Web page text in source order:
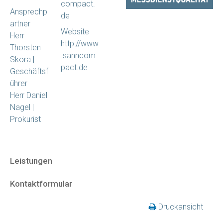
Ansprechp
artner
Herr
Thorsten
Skora |
Geschäftsf
ührer
Herr Daniel
Nagel |
Prokurist
compact.
de
Website
http://www
.sanncom
pact.de
Leistungen
Kontaktformular
Druckansicht